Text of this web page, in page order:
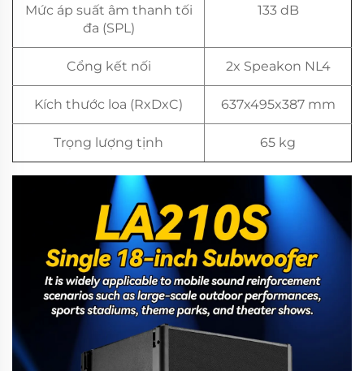
Mức áp suất âm thanh tối
đa (SPL)
133 dB
Cổng kết nối 2x Speakon NL4
Kích thước loa (RxDxC) 637x495x387 mm
Trọng lượng tịnh 65 kg